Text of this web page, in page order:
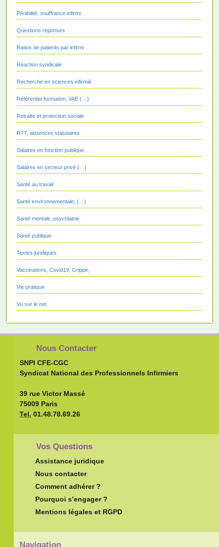
Pénibilité, souffrance infirmi
Questions réponses
Ratios de patients par infirmi
Réaction syndicale
Recherche en sciences infirmiè
Référentiel formation, VAE (…)
Retraite et protection sociale
RTT, absences statutaires
Salaires en fonction publique
Salaires en secteur privé (…)
Santé au travail
Santé environnementale, (…)
Santé mentale, psychiatrie
Santé publique
Textes juridiques
Vaccinations, Covid19, Grippe,
Vie pratique
Vu sur le net
Nous Contacter
SNPI CFE-CGC
Syndicat National des Professionnels Infirmiers
39 rue Victor Massé
75009 Paris
Tel. 01.48.78.69.26
Vos Questions
Assistance juridique
Nous contacter
Comment adhérer ?
Pourquoi s’engager ?
Mentions légales et RGPD
Navigation